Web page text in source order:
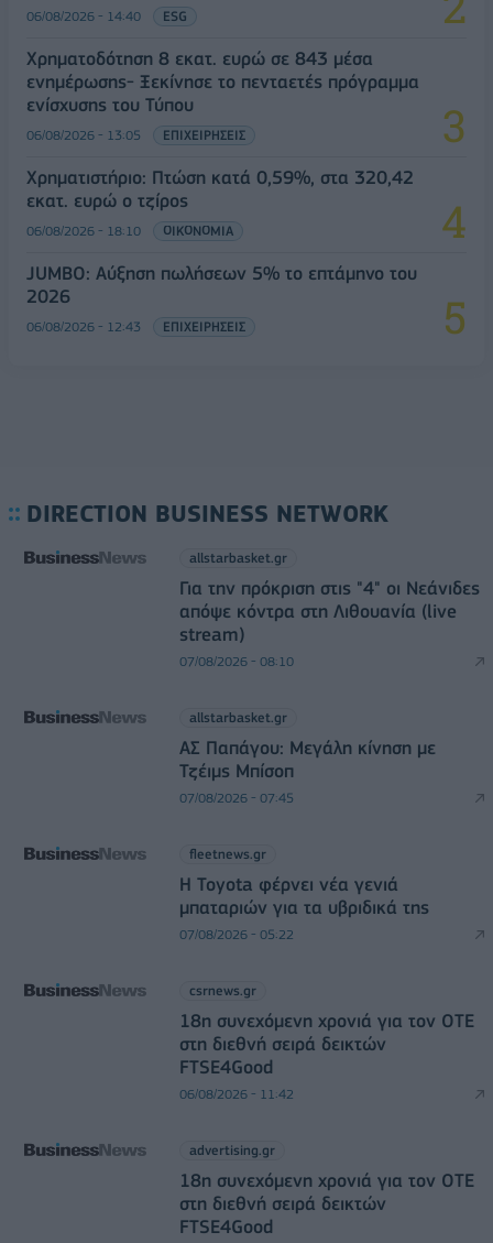
06/08/2026 - 14:40 ESG
Χρηματοδότηση 8 εκατ. ευρώ σε 843 μέσα
ενημέρωσης- Ξεκίνησε το πενταετές πρόγραμμα
ενίσχυσης του Τύπου
06/08/2026 - 13:05 ΕΠΙΧΕΙΡΗΣΕΙΣ
Χρηματιστήριο: Πτώση κατά 0,59%, στα 320,42
εκατ. ευρώ ο τζίρος
06/08/2026 - 18:10 ΟΙΚΟΝΟΜΙΑ
JUMBO: Αύξηση πωλήσεων 5% το επτάμηνο του
2026
06/08/2026 - 12:43 ΕΠΙΧΕΙΡΗΣΕΙΣ
DIRECTION BUSINESS NETWORK
allstarbasket.gr
Για την πρόκριση στις "4" οι Νεάνιδες
απόψε κόντρα στη Λιθουανία (live
stream)
07/08/2026 - 08:10
allstarbasket.gr
ΑΣ Παπάγου: Μεγάλη κίνηση με
Τζέιμς Μπίσοπ
07/08/2026 - 07:45
fleetnews.gr
Η Toyota φέρνει νέα γενιά
μπαταριών για τα υβριδικά της
07/08/2026 - 05:22
csrnews.gr
18η συνεχόμενη χρονιά για τον ΟΤΕ
στη διεθνή σειρά δεικτών
FTSE4Good
06/08/2026 - 11:42
advertising.gr
18η συνεχόμενη χρονιά για τον ΟΤΕ
στη διεθνή σειρά δεικτών
FTSE4Good